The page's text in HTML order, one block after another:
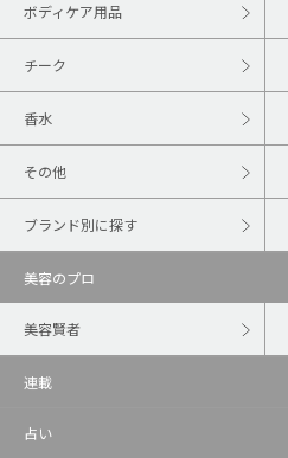
ボディケア用品
チーク
香水
その他
ブランド別に探す
美容のプロ
美容賢者
連載
占い